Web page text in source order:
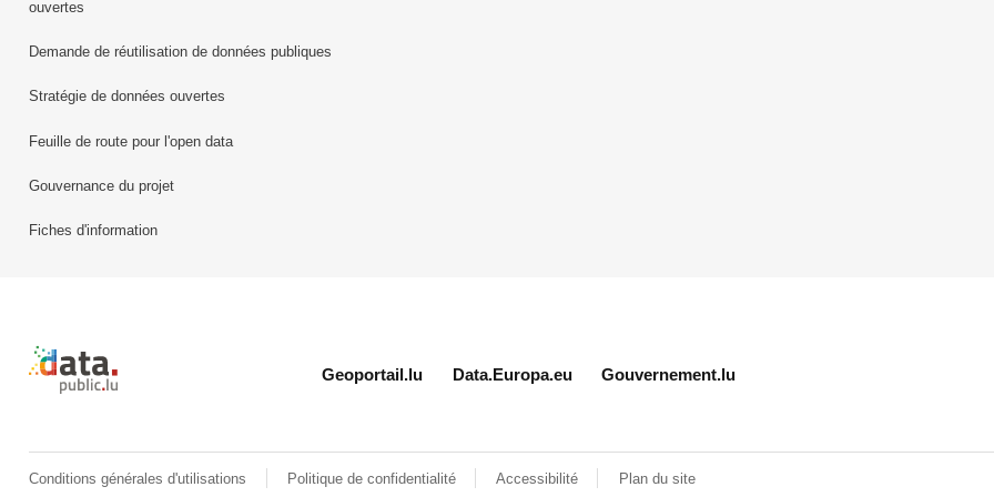
ouvertes
Demande de réutilisation de données publiques
Stratégie de données ouvertes
Feuille de route pour l'open data
Gouvernance du projet
Fiches d'information
Retour à l'accueil de data.public.lu
Geoportail.lu Data.Europa.eu Gouvernement.lu
Conditions générales d'utilisations Politique de confidentialité Accessibilité Plan du site